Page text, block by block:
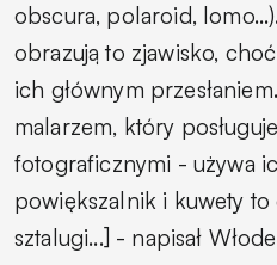
obscura, polaroid,
obrazują to zjawisko,
ich głównym
malarzem, który
fotograficznymi - używa
powiększalnik i kuwety
sztalugi...] - napisał